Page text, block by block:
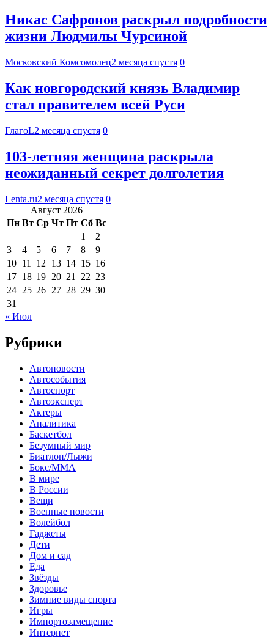
Никас Сафронов раскрыл подробности
жизни Людмилы Чурсиной
Московский Комсомолец2 месяца спустя 0
Как новгородский князь Владимир
стал правителем всей Руси
ГлагоL2 месяца спустя 0
103-летняя женщина раскрыла
неожиданный секрет долголетия
Lenta.ru2 месяца спустя 0
Август 2026
Пн Вт Ср Чт Пт Сб Вс
1
2
3
4 5 6 7 8
9
10 11 12 13 14 15 16
17 18 19 20 21 22 23
24 25 26 27 28 29 30
31
« Июл
Рубрики
Автоновости
Автособытия
Автоспорт
Автоэксперт
Актеры
Аналитика
Баскетбол
Безумный мир
Биатлон/Лыжи
Бокс/MMA
В мире
В России
Вещи
Военные новости
Волейбол
Гаджеты
Дети
Дом и сад
Еда
Звёзды
Здоровье
Зимние виды спорта
Игры
Импортозамещение
Интернет